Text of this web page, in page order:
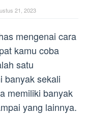
21, 2023
mengenai cara
kamu coba
satu
banyak sekali
memiliki banyak
yang lainnya.